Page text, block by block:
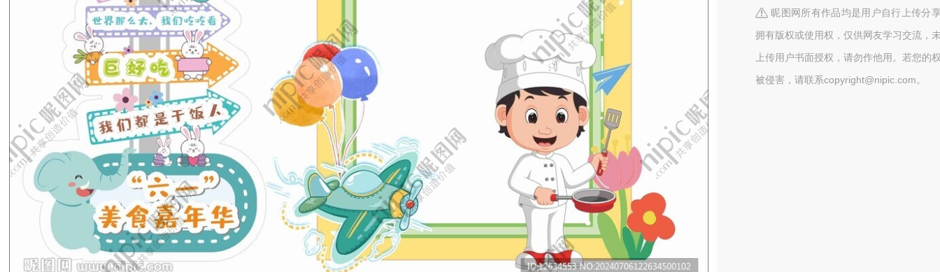
昵图网所有作品均是用户自行上传分
拥有版权或使用权，仅供网友学习交流，
上传用户书面授权，请勿作他用。若您的
被侵害，请联系copyright@nipic.com。